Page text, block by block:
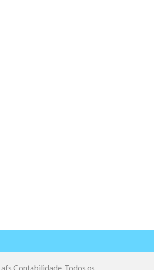
Contabilidade. Todos os